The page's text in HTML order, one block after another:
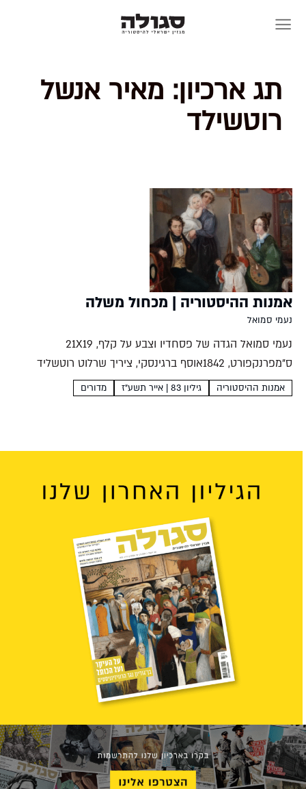
תג ארכיון: מאיר אנשל
רוטשילד
אמנות ההיסטוריה | מכחול משלה
נעמי סמואל
נעמי סמואל הגדה של פסחדיו וצבע על קלף, 21X19
ס"מפרנקפורט, 1842אוסף ברגינסקי, ציריך שרלוט רוטשליד
לאחר נישואיה, דיוקן מאת הארי שפר © National Trust,
אמנות ההיסטוריה גיליון 83 | אייר תשע"ז מדורים